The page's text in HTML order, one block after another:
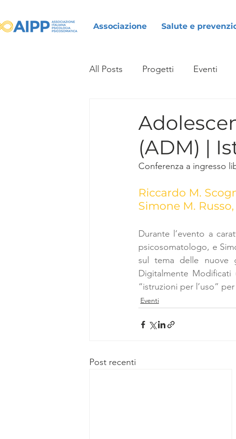
Associazione Salute e
All Posts Progetti Eventi
(ADM) |
Conferenza a ingresso
Riccardo M.
Simone M.
Durante l’evento a
psicosomatologo, e
sul tema delle nuove
Digitalmente
“istruzioni per l’uso”
Eventi
Post recenti